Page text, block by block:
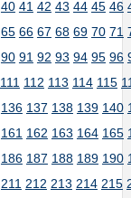
40 41 42 43 44 45 46
65 66 67 68 69 70 71
90 91 92 93 94 95 96
111 112 113 114 115
136 137 138 139 140
161 162 163 164 165
186 187 188 189 190
211 212 213 214 215